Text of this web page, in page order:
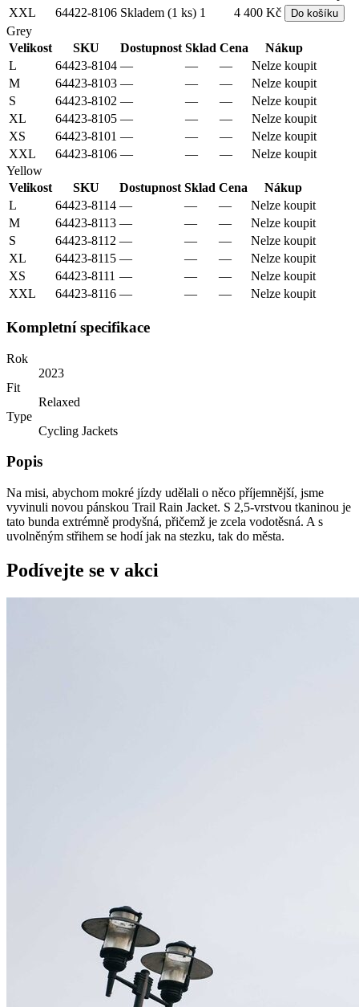
XXL
64422-8106 Skladem (1 ks) 1 4 400 Kč Do košíku
Grey
Velikost
SKU Dostupnost Sklad Cena
Nákup
L
64423-8104 — — —
Nelze koupit
M
64423-8103 — — —
Nelze koupit
S
64423-8102 — — —
Nelze koupit
XL
64423-8105 — — —
Nelze koupit
XS
64423-8101 — — —
Nelze koupit
XXL
64423-8106 — — —
Nelze koupit
Yellow
Velikost
SKU Dostupnost Sklad Cena
Nákup
L
64423-8114 — — —
Nelze koupit
M
64423-8113 — — —
Nelze koupit
S
64423-8112 — — —
Nelze koupit
XL
64423-8115 — — —
Nelze koupit
XS
64423-8111 — — —
Nelze koupit
XXL
64423-8116 — — — Nelze koupit
Kompletní specifikace
Rok
2023
Fit
Relaxed
Type
Cycling Jackets
Popis
Na misi, abychom mokré jízdy udělali o něco příjemnější, jsme
vyvinuli novou pánskou Trail Rain Jacket. S 2,5-vrstvou tkaninou je
tato bunda extrémně prodyšná, přičemž je zcela vodotěsná. A s
uvolněným střihem se hodí jak na stezku, tak do města.
Podívejte se v akci